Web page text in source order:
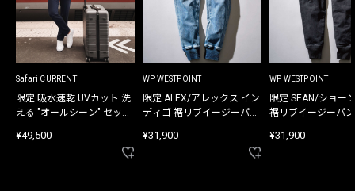
Safari CURRENT
限定 吸水速乾 UVカット 洗
える "オールシーン" セット
¥49,500
WP WESTPOINT
限定 ALEX/アレックス イン
ディゴ 裾リブイージーパン
¥31,900
WP WESTPOINT
限定 SEAN/ショー
裾リブイージーパ
¥31,900